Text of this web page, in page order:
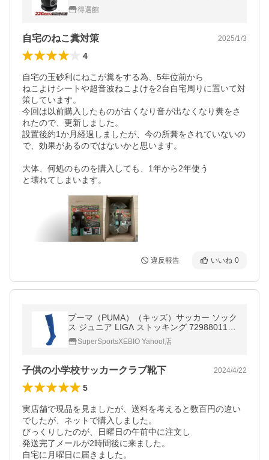
猫 音声 フラッシュ ソーラー充電 USB 法人
車 撃退グッズ 爆買
得選館
自宅のねこ糞対策 2025/1/3
4
自宅の玉砂利にねこが糞をする為、5年位前から
ねこよけシートや超音波ねこよけを2台自宅周りに置いて対
策しています。
今回は以前購入したものが古くなり音が出なくなり糞をさ
れたので、更新しました。
設置後約1か月経過しましたが、今の所糞をされていないの
で、効果があるのではないかと思います。
大体、何処のものを購入しても、1年から2年使う
違反報告 いいね 0
プーマ（PUMA）（キッズ）サッカー ソック
ス ジュニア LIGA ストッキング 72988011
靴下SuperSportsXEBIO Yahoo!店
子供の小学校サッカークラブ靴下 2024/4/22
5
実店舗で現品を見ましたが、送料を考えると数百円の違い
でしたが、ネットで購入しました。
びっくりしたのが、日曜日の午前中に注文し
発送完了メールが2時間後に来ました。
自宅に月曜日に届きました。